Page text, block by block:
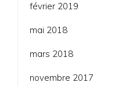
février 2019
mai 2018
mars 2018
novembre 2017